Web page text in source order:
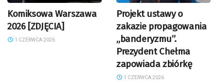
Komiksowa Warszawa
2026 [ZDJĘCIA]
1 CZERWCA 2026
Projekt ustawy o
zakazie propagowania
„banderyzmu”.
Prezydent Chełma
zapowiada zbiórkę
1 CZERWCA 2026